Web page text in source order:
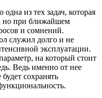
из тех задач, которая
но при ближайшем
и сомнений.
служил долго и не
эксплуатации.
на который стоит
Ведь именно от нее
сохранять